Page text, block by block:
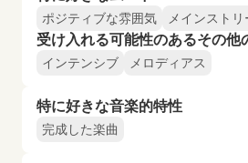
ポジティブな雰囲気 メインストリ
受け入れる可能性のあるその他
インテンシブ メロディアス
特に好きな音楽的特性
完成した楽曲